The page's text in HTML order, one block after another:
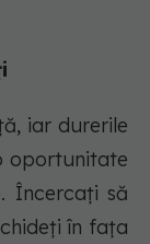
iar durerile
oportunitate
Încercați să
în fața